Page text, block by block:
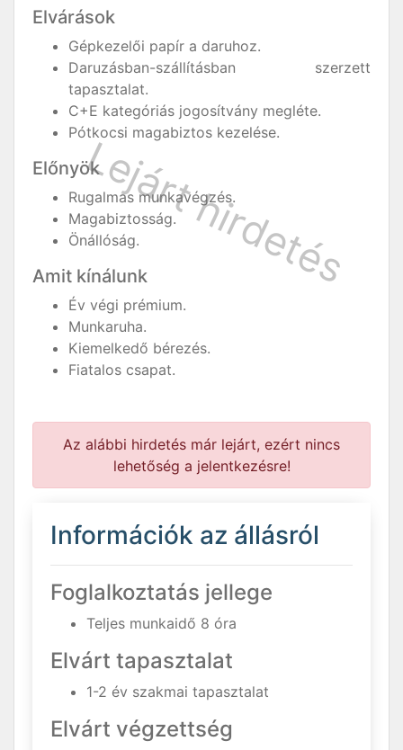
Elvárások
Gépkezelői papír a daruhoz.
Daruzásban-szállításban szerzett
tapasztalat.
C+E kategóriás jogosítvány megléte.
Pótkocsi magabiztos kezelése.
Előnyök
Rugalmas munkavégzés.
Magabiztosság.
Önállóság.
Amit kínálunk
Év végi prémium.
Munkaruha.
Kiemelkedő bérezés.
Fiatalos csapat.
Az alábbi hirdetés már lejárt, ezért nincs
lehetőség a jelentkezésre!
Információk az állásról
Foglalkoztatás jellege
Teljes munkaidő 8 óra
Elvárt tapasztalat
1-2 év szakmai tapasztalat
Elvárt végzettség